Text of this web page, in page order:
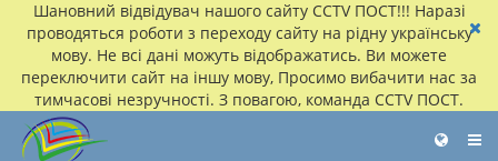
Шановний відвідувач нашого сайту CCTV ПОСТ!!! Наразі
проводяться роботи з переходу сайту на рідну українську
мову. Не всі дані можуть відображатись. Ви можете
переключити сайт на іншу мову, Просимо вибачити нас за
тимчасові незручності. З повагою, команда CCTV ПОСТ.